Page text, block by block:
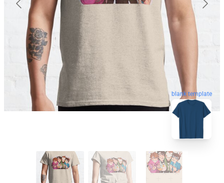
blank template